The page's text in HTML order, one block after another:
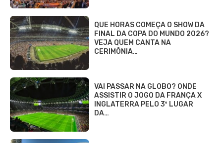
QUE HORAS COMEÇA O SHOW DA
FINAL DA COPA DO MUNDO 2026?
VEJA QUEM CANTA NA
CERIMÔNIA…
VAI PASSAR NA GLOBO? ONDE
ASSISTIR O JOGO DA FRANÇA X
INGLATERRA PELO 3º LUGAR
DA…